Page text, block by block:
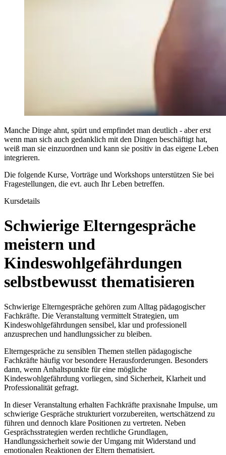
Manche Dinge ahnt, spürt und empfindet man deutlich - aber erst
wenn man sich auch gedanklich mit den Dingen beschäftigt hat,
weiß man sie einzuordnen und kann sie positiv in das eigene Leben
integrieren.
Die folgende Kurse, Vorträge und Workshops unterstützen Sie bei
Fragestellungen, die evt. auch Ihr Leben betreffen.
Kursdetails
Schwierige Elterngespräche
meistern und
Kindeswohlgefährdungen
selbstbewusst thematisieren
Schwierige Elterngespräche gehören zum Alltag pädagogischer
Fachkräfte. Die Veranstaltung vermittelt Strategien, um
Kindeswohlgefährdungen sensibel, klar und professionell
anzusprechen und handlungssicher zu bleiben.
Elterngespräche zu sensiblen Themen stellen pädagogische
Fachkräfte häufig vor besondere Herausforderungen. Besonders
dann, wenn Anhaltspunkte für eine mögliche
Kindeswohlgefährdung vorliegen, sind Sicherheit, Klarheit und
Professionalität gefragt.
In dieser Veranstaltung erhalten Fachkräfte praxisnahe Impulse, um
schwierige Gespräche strukturiert vorzubereiten, wertschätzend zu
führen und dennoch klare Positionen zu vertreten. Neben
Gesprächsstrategien werden rechtliche Grundlagen,
Handlungssicherheit sowie der Umgang mit Widerstand und
emotionalen Reaktionen der Eltern thematisiert.